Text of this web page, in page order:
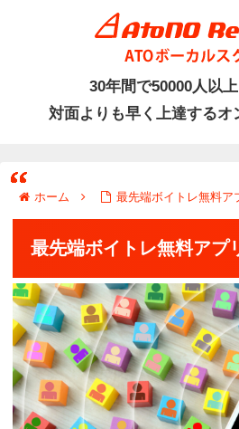
30年間で50000人以
ホーム 最先端ボイトレ無料ア
最先端ボイトレ無料アプ